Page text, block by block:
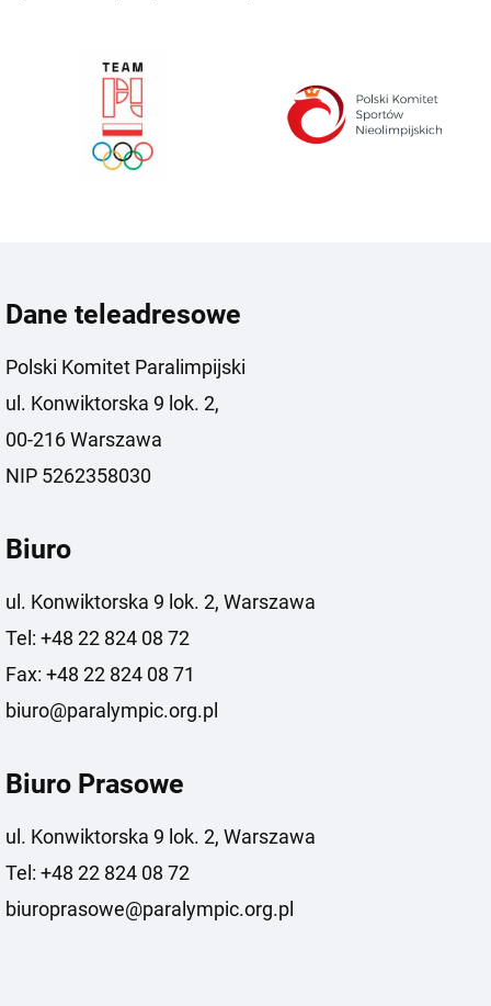
Dane teleadresowe
Polski Komitet Paralimpijski
ul. Konwiktorska 9 lok. 2,
00-216 Warszawa
NIP 5262358030
Biuro
ul. Konwiktorska 9 lok. 2, Warszawa
Tel: +48 22 824 08 72
Fax: +48 22 824 08 71
biuro@paralympic.org.pl
Biuro Prasowe
ul. Konwiktorska 9 lok. 2, Warszawa
Tel: +48 22 824 08 72
biuroprasowe@paralympic.org.pl